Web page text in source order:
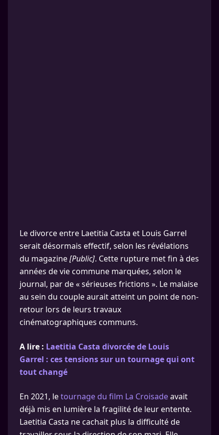
Le divorce entre Laetitia Casta et Louis Garrel
serait désormais effectif, selon les révélations
du magazine[Public]. Cette rupture met fin à des
années de vie commune marquées, selon le
journal, par de « sérieuses frictions ». Le malaise
au sein du couple aurait atteint un point de non-
retour lors de leurs travaux
cinématographiques communs.
A lire : Laetitia Casta divorcée de Louis
Garrel : ces tensions sur un tournage qui ont
tout changé
En 2021, letournage du film La Croisadeavait
déjà mis en lumière la fragilité de leur entente.
Laetitia Casta ne cachait plus la difficulté de